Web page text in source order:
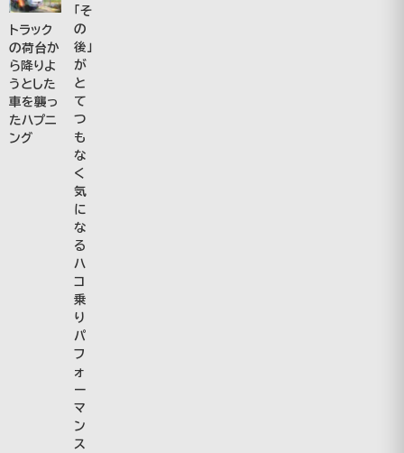
トラック
の荷台か
ら降りよ
うとした
車を襲っ
たハプニ
ング
「そ
の
後」
が
と
て
つ
も
な
く
気
に
な
る
ハ
コ
乗
り
パ
フ
ォ
ー
マ
ン
ス